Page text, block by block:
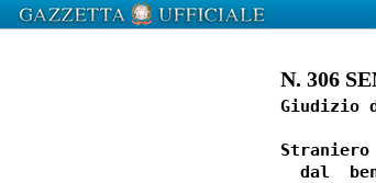
N. 306
Giudizio
dal